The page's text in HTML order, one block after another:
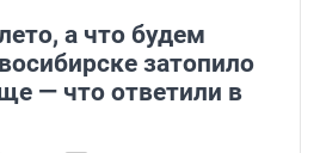
а что будем
затопило
— что ответили в